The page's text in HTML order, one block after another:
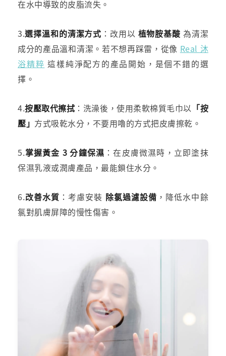
在水中導致的皮脂流失。
3.選擇溫和的清潔方式 ：改用以 植物胺基酸 為清潔
成分的產品溫和清潔。若不想再踩雷，從像 Real 沐
浴精粹 這樣純淨配方的產品開始，是個不錯的選
擇。
4.按壓取代擦拭 ：洗澡後，使用柔軟棉質毛巾以 「按
壓」 方式吸乾水分，不要用嚕的方式把皮膚擦乾。
5.掌握黃金 3 分鐘保濕 ：在皮膚微濕時，立即塗抹
保濕乳液或潤膚產品，最能鎖住水分。
6.改善水質 ：考慮安裝 除氯過濾設備 ，降低水中餘
氯對肌膚屏障的慢性傷害。